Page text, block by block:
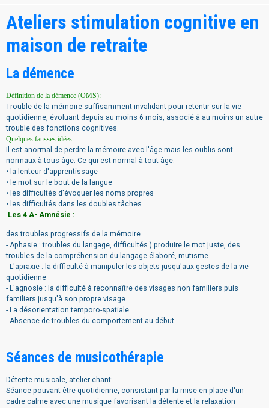
Ateliers stimulation cognitive en
maison de retraite
La démence
Définition de la démence (OMS):
Trouble de la mémoire suffisamment invalidant pour retentir sur la vie
quotidienne, évoluant depuis au moins 6 mois, associé à au moins un autre
trouble des fonctions cognitives.
Quelques fausses idées:
Il est anormal de perdre la mémoire avec l'âge mais les oublis sont
normaux à tous âge. Ce qui est normal à tout âge:
• la lenteur d'apprentissage
• le mot sur le bout de la langue
• les difficultés d'évoquer les noms propres
• les difficultés dans les doubles tâches
Les 4 A- Amnésie :
des troubles progressifs de la mémoire
- Aphasie : troubles du langage, difficultés ) produire le mot juste, des
troubles de la compréhension du langage élaboré, mutisme
- L'apraxie : la difficulté à manipuler les objets jusqu'aux gestes de la vie
quotidienne
- L'agnosie : la difficulté à reconnaître des visages non familiers puis
familiers jusqu'à son propre visage
- La désorientation temporo-spatiale
- Absence de troubles du comportement au début
Séances de musicothérapie
Détente musicale, atelier chant:
Séance pouvant être quotidienne, consistant par la mise en place d'un
cadre calme avec une musique favorisant la détente et la relaxation